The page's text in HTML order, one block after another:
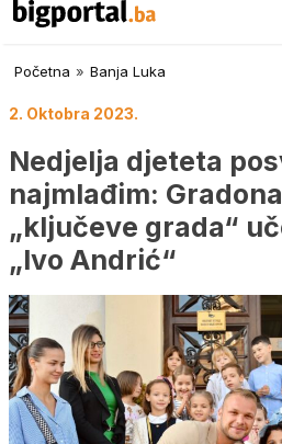
Početna » Banja Luka
2. Oktobra 2023.
Nedjelja djeteta
najmlađim:
„ključeve grada“
„Ivo Andrić“